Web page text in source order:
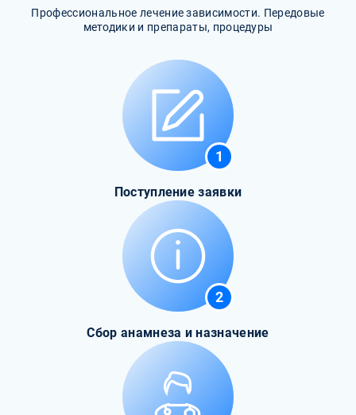
Профессиональное лечение зависимости. Передовые
методики и препараты, процедуры
1
Поступление заявки
2
Сбор анамнеза и назначение